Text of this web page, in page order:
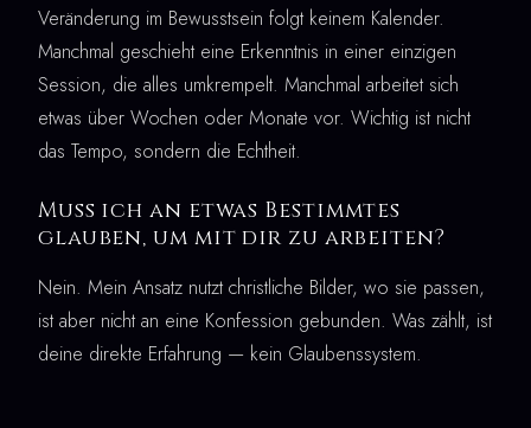
Veränderung im Bewusstsein folgt keinem Kalender.
Manchmal geschieht eine Erkenntnis in einer einzigen
Session, die alles umkrempelt. Manchmal arbeitet sich
etwas über Wochen oder Monate vor. Wichtig ist nicht
das Tempo, sondern die Echtheit.
Muss ich an etwas Bestimmtes
glauben, um mit dir zu arbeiten?
Nein. Mein Ansatz nutzt christliche Bilder, wo sie passen,
ist aber nicht an eine Konfession gebunden. Was zählt, ist
deine direkte Erfahrung — kein Glaubenssystem.